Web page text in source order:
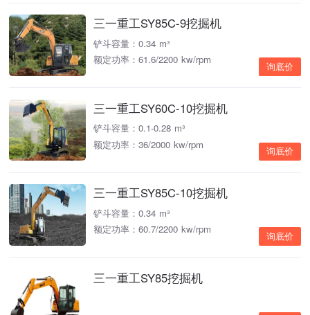
三一重工SY85C-9挖掘机
铲斗容量：0.34 m³
额定功率：61.6/2200 kw/rpm
询底价
三一重工SY60C-10挖掘机
铲斗容量：0.1-0.28 m³
额定功率：36/2000 kw/rpm
询底价
三一重工SY85C-10挖掘机
铲斗容量：0.34 m³
额定功率：60.7/2200 kw/rpm
询底价
三一重工SY85挖掘机